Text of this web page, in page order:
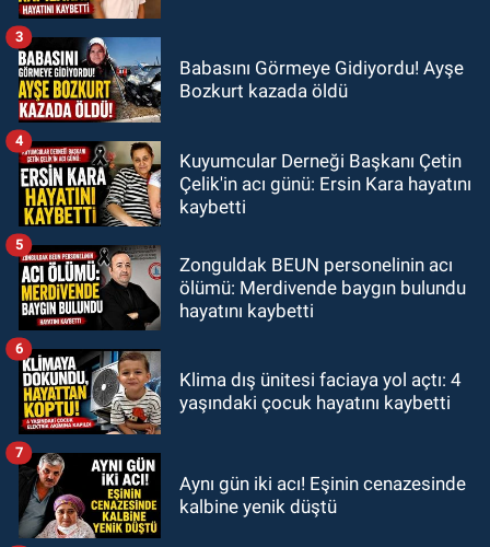
Babasını Görmeye Gidiyordu! Ayşe
Bozkurt kazada öldü
3
Kuyumcular Derneği Başkanı Çetin
Çelik'in acı günü: Ersin Kara hayatını
kaybetti
4
Zonguldak BEUN personelinin acı
ölümü: Merdivende baygın bulundu
hayatını kaybetti
5
Klima dış ünitesi faciaya yol açtı: 4
yaşındaki çocuk hayatını kaybetti
6
Aynı gün iki acı! Eşinin cenazesinde
kalbine yenik düştü
7